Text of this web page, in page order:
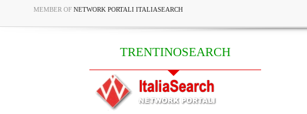
MEMBER OF NETWORK PORTALI ITALIASEARCH
TRENTINOSEARCH